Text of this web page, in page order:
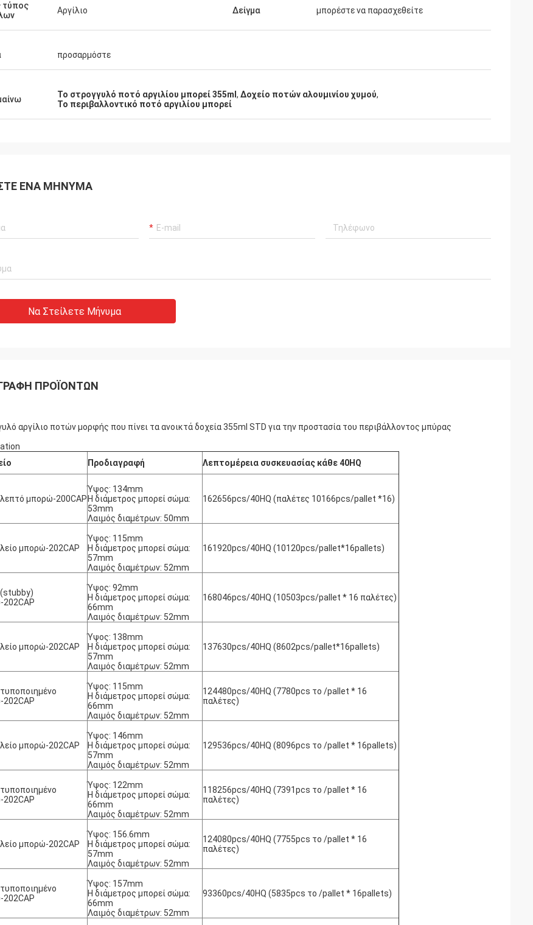
τύπος
Αργίλιο Δείγμα μπορέστε να παρασχεθείτε
προσαρμόστε
Το στρογγυλό ποτό αργιλίου μπορεί 355ml , Δοχείο ποτών αλουμινίου χυμού,
Το περιβαλλοντικό ποτό αργιλίου μπορεί
ΈΝΑ ΜΉΝΥΜΑ
Να Στείλετε Μήνυμα
ΠΡΟΪΌΝΤΩΝ
αργίλιο ποτών μορφής που πίνει τα ανοικτά δοχεία 355ml STD για την προστασία του περιβάλλοντος μπύρας
Προδιαγραφή Λεπτομέρεια συσκευασίας κάθε 40HQ
μπορώ-200CAP
Ύψος: 134mm
Η διάμετρος μπορεί σώμα:
53mm
Λαιμός διαμέτρων: 50mm
162656pcs/40HQ (παλέτες 10166pcs/pallet *16)
μπορώ-202CAP
Ύψος: 115mm
Η διάμετρος μπορεί σώμα:
57mm
Λαιμός διαμέτρων: 52mm
161920pcs/40HQ (10120pcs/pallet*16pallets)
Ύψος: 92mm
Η διάμετρος μπορεί σώμα:
66mm
Λαιμός διαμέτρων: 52mm
168046pcs/40HQ (10503pcs/pallet * 16 παλέτες)
μπορώ-202CAP
Ύψος: 138mm
Η διάμετρος μπορεί σώμα:
57mm
Λαιμός διαμέτρων: 52mm
137630pcs/40HQ (8602pcs/pallet*16pallets)
Ύψος: 115mm
Η διάμετρος μπορεί σώμα:
66mm
Λαιμός διαμέτρων: 52mm
124480pcs/40HQ (7780pcs το /pallet * 16
παλέτες)
μπορώ-202CAP
Ύψος: 146mm
Η διάμετρος μπορεί σώμα:
57mm
Λαιμός διαμέτρων: 52mm
129536pcs/40HQ (8096pcs το /pallet * 16pallets)
Ύψος: 122mm
Η διάμετρος μπορεί σώμα:
66mm
Λαιμός διαμέτρων: 52mm
118256pcs/40HQ (7391pcs το /pallet * 16
παλέτες)
μπορώ-202CAP
Ύψος: 156.6mm
Η διάμετρος μπορεί σώμα:
57mm
Λαιμός διαμέτρων: 52mm
124080pcs/40HQ (7755pcs το /pallet * 16
παλέτες)
Ύψος: 157mm
Η διάμετρος μπορεί σώμα:
66mm
Λαιμός διαμέτρων: 52mm
93360pcs/40HQ (5835pcs το /pallet * 16pallets)